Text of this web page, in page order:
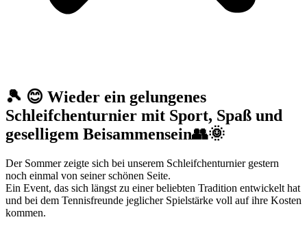
🎾 😊 Wieder ein gelungenes
Schleifchenturnier mit Sport, Spaß und
geselligem Beisammensein👥🌞
Der Sommer zeigte sich bei unserem Schleifchenturnier gestern
noch einmal von seiner schönen Seite.
Ein Event, das sich längst zu einer beliebten Tradition entwickelt hat
und bei dem Tennisfreunde jeglicher Spielstärke voll auf ihre Kosten
kommen.